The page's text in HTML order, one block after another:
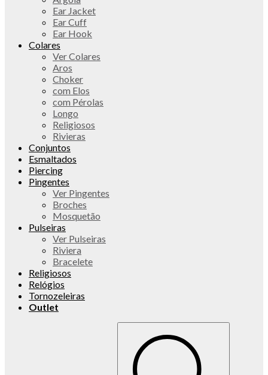
Ear Jacket
Ear Cuff
Ear Hook
Colares
Ver Colares
Aros
Choker
com Elos
com Pérolas
Longo
Religiosos
Rivieras
Conjuntos
Esmaltados
Piercing
Pingentes
Ver Pingentes
Broches
Mosquetão
Pulseiras
Ver Pulseiras
Riviera
Bracelete
Religiosos
Relógios
Tornozeleiras
Outlet